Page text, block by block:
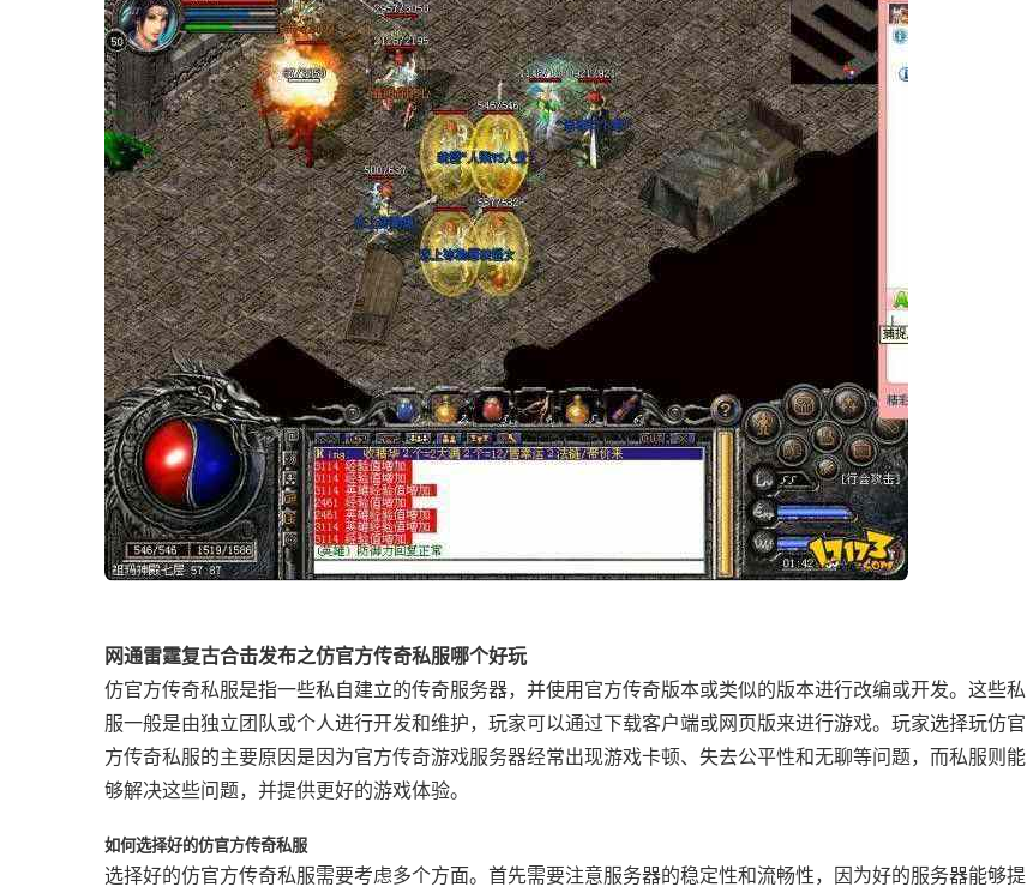
网通雷霆复古合击发布之仿官方传奇私服哪个好玩
仿官方传奇私服是指一些私自建立的传奇服务器，并使用官方传奇版本或类似的版本进行改编或开发。这些私
服一般是由独立团队或个人进行开发和维护，玩家可以通过下载客户端或网页版来进行游戏。玩家选择玩仿官
方传奇私服的主要原因是因为官方传奇游戏服务器经常出现游戏卡顿、失去公平性和无聊等问题，而私服则能
够解决这些问题，并提供更好的游戏体验。
如何选择好的仿官方传奇私服
选择好的仿官方传奇私服需要考虑多个方面。首先需要注意服务器的稳定性和流畅性，因为好的服务器能够提